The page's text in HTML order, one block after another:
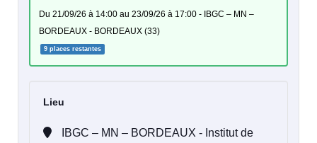
du 21/09/26 à 14:00 au 23/09/26 à 17:00 - IBGC – MN –
BORDEAUX - BORDEAUX (33)
9 places restantes
Lieu